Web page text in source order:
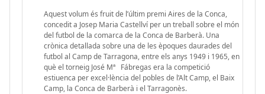
Aquest volum és fruit de l’últim premi Aires de la Conca,
concedit a Josep Maria Castellví per un treball sobre el món
del futbol de la comarca de la Conca de Barberà. Una
crònica detallada sobre una de les èpoques daurades del
futbol al Camp de Tarragona, entre els anys 1949 i 1965, en
què el torneig José Mª Fábregas era la competició
estiuenca per excel·lència del pobles de l’Alt Camp, el Baix
Camp, la Conca de Barberà i el Tarragonès.